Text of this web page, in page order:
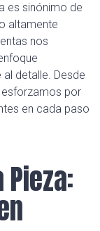
es sinónimo de
altamente
nos
detalle. Desde
esforzamos por
en cada paso